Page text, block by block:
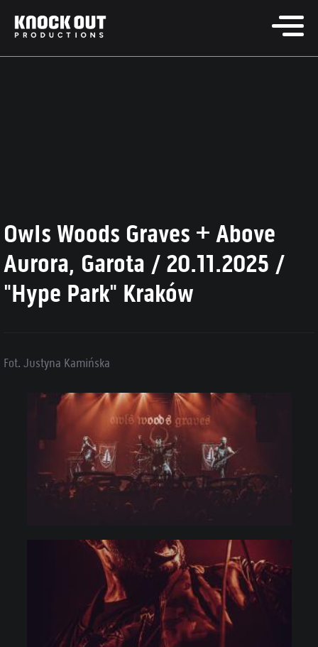
Owls Woods Graves + Above
Aurora, Garota / 20.11.2025 /
"Hype Park" Kraków
Fot. Justyna Kamińska